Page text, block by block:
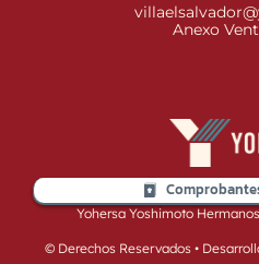
Anexo
Yohersa Yoshimoto
© Derechos Reservados •